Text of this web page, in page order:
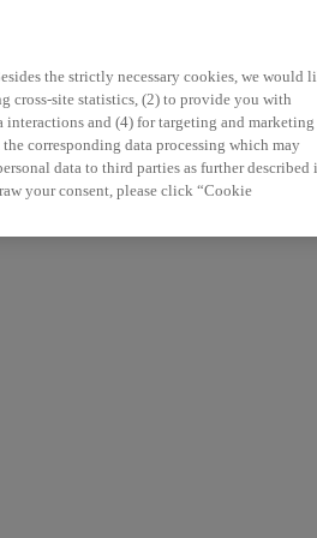
Tipps für die
Sie.
the strictly necessary cookies, we would
cross-site statistics, (2) to provide you with
and (4) for targeting and marketing
corresponding data processing which may
data to third parties as further described
your consent, please click “Cookie